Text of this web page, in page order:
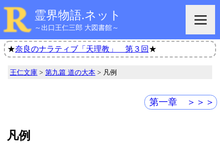
霊界物語.ネット
～出口王仁三郎 大図書館～
★奈良のナラティブ「天理教」 第３回 ★
王仁文庫 >第九篇 道の大本 > 凡例
第一章 ＞＞＞
凡例